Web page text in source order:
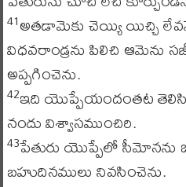
41అతడామెకు చెయ్యి యిచ్చి
విధవరాండ్రను పిలిచి ఆమెను
అప్పగించెను.
42ఇది యొప్పేయందంతట
నందు విశ్వాసముంచిరి.
43పేతురు యొప్పేలో సీమోనను
బహుదినములు నివసించెను.